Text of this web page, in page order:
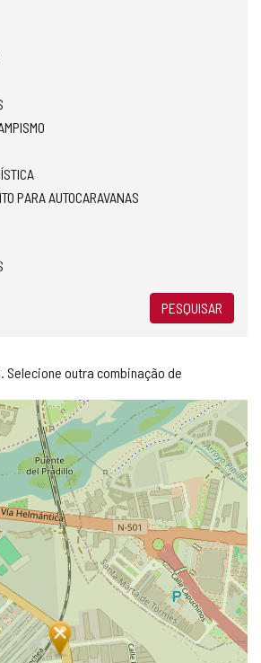
PARA AUTOCARAVANAS
PESQUISAR
Selecione outra combinação de